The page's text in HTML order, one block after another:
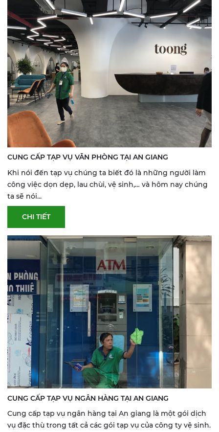
CUNG CẤP TẠP VỤ VĂN PHÒNG TẠI AN GIANG
Khi nói đến tạp vụ chúng ta biết đó là những người làm
công việc dọn dẹp, lau chùi, vệ sinh,… và hôm nay chúng
ta sẽ nói...
CHI TIẾT
CUNG CẤP TẠP VỤ NGÂN HÀNG TẠI AN GIANG
Cung cấp tạp vụ ngân hàng tại An giang là một gói dịch
vụ đặc thù trong tất cả các gói tạp vụ của công ty vệ sinh.